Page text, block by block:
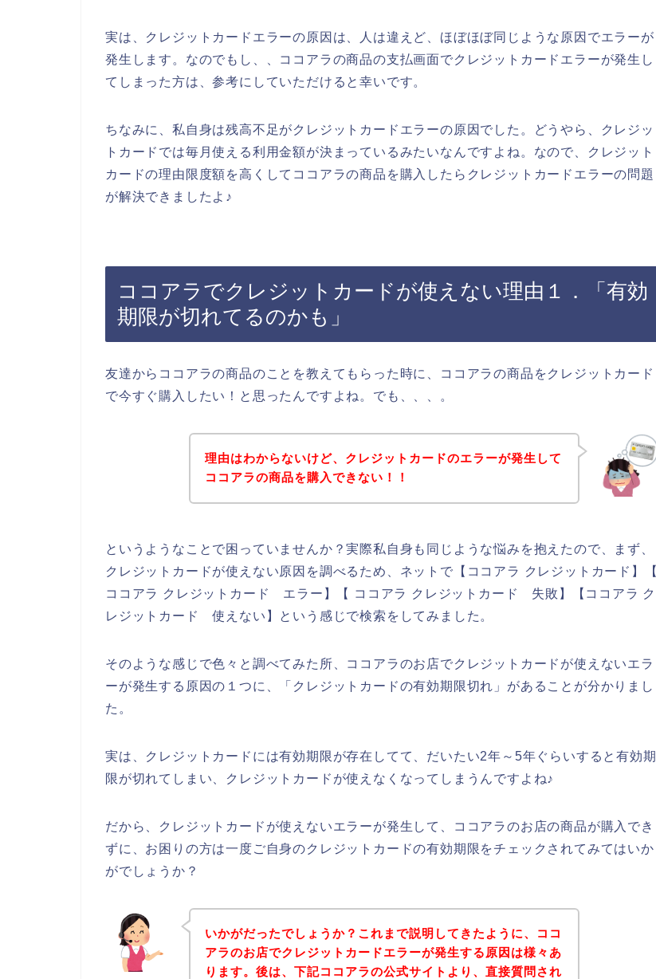
実は、クレジットカードエラーの原因は、人は違えど、ほぼほぼ同じような原因でエラーが
発生します。なのでもし、、ココアラの商品の支払画面でクレジットカードエラーが発生し
てしまった方は、参考にしていただけると幸いです。
ちなみに、私自身は残高不足がクレジットカードエラーの原因でした。どうやら、クレジッ
トカードでは毎月使える利用金額が決まっているみたいなんですよね。なので、クレジット
カードの理由限度額を高くしてココアラの商品を購入したらクレジットカードエラーの問題
が解決できましたよ♪
ココアラでクレジットカードが使えない理由１．「有効
期限が切れてるのかも」
友達からココアラの商品のことを教えてもらった時に、ココアラの商品をクレジットカード
で今すぐ購入したい！と思ったんですよね。でも、、、。
理由はわからないけど、クレジットカードのエラーが発生して
ココアラの商品を購入できない！！
というようなことで困っていませんか？実際私自身も同じような悩みを抱えたので、まず、
クレジットカードが使えない原因を調べるため、ネットで【ココアラ クレジットカード】【
ココアラ クレジットカード エラー】【 ココアラ クレジットカード 失敗】【ココアラ ク
レジットカード 使えない】という感じで検索をしてみました。
そのような感じで色々と調べてみた所、ココアラのお店でクレジットカードが使えないエラ
ーが発生する原因の１つに、「クレジットカードの有効期限切れ」があることが分かりまし
た。
実は、クレジットカードには有効期限が存在してて、だいたい2年～5年ぐらいすると有効期
限が切れてしまい、クレジットカードが使えなくなってしまうんですよね♪
だから、クレジットカードが使えないエラーが発生して、ココアラのお店の商品が購入でき
ずに、お困りの方は一度ご自身のクレジットカードの有効期限をチェックされてみてはいか
がでしょうか？
いかがだったでしょうか？これまで説明してきたように、ココ
アラのお店でクレジットカードエラーが発生する原因は様々あ
ります。後は、下記ココアラの公式サイトより、直接質問され